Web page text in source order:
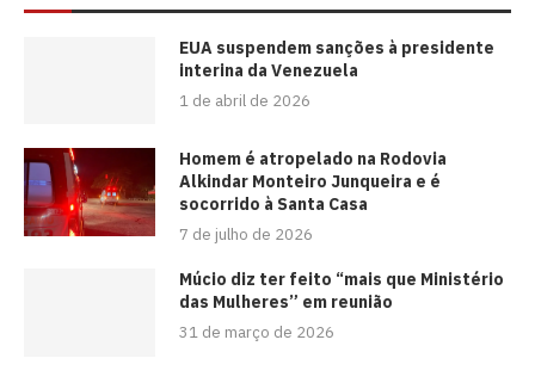
EUA suspendem sanções à presidente
interina da Venezuela
1 de abril de 2026
Homem é atropelado na Rodovia
Alkindar Monteiro Junqueira e é
socorrido à Santa Casa
7 de julho de 2026
Múcio diz ter feito “mais que Ministério
das Mulheres” em reunião
31 de março de 2026